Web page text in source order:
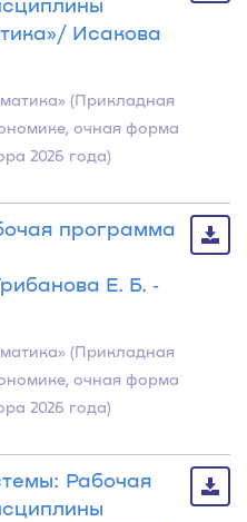
Исакова
(Прикладная
очная форма
2026 года)
программа
Е. Б. ‐
(Прикладная
очная форма
2026 года)
Рабочая